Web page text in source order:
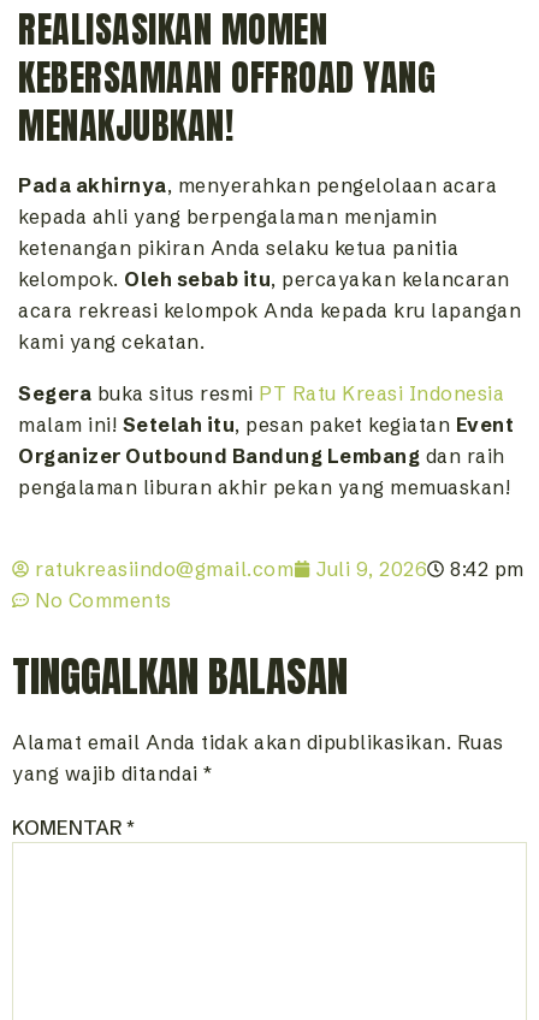
REALISASIKAN MOMEN
KEBERSAMAAN OFFROAD YANG
MENAKJUBKAN!
Pada akhirnya, menyerahkan pengelolaan acara
kepada ahli yang berpengalaman menjamin
ketenangan pikiran Anda selaku ketua panitia
kelompok. Oleh sebab itu, percayakan kelancaran
acara rekreasi kelompok Anda kepada kru lapangan
kami yang cekatan.
Segera buka situs resmi PT Ratu Kreasi Indonesia
malam ini! Setelah itu, pesan paket kegiatan Event
Organizer Outbound Bandung Lembang dan raih
pengalaman liburan akhir pekan yang memuaskan!
ratukreasiindo@gmail.com Juli 9, 2026
8:42 pm
No Comments
TINGGALKAN BALASAN
Alamat email Anda tidak akan dipublikasikan. Ruas
yang wajib ditandai *
KOMENTAR*